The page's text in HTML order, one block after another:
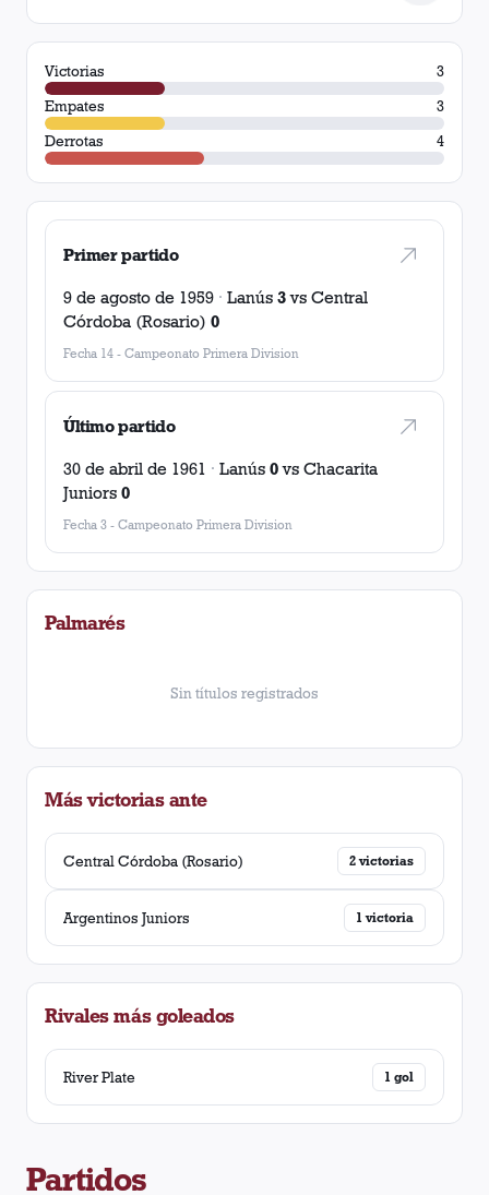
Victorias
3
Empates
3
Derrotas
4
Primer partido
9 de agosto de 1959 · Lanús 3vs Central
Córdoba (Rosario) 0
Fecha 14 - Campeonato Primera Division
Último partido
30 de abril de 1961 · Lanús 0vs Chacarita
Juniors 0
Fecha 3 - Campeonato Primera Division
Palmarés
Sin títulos registrados
Más victorias ante
Central Córdoba (Rosario) 2 victorias
Argentinos Juniors 1 victoria
Rivales más goleados
River Plate 1 gol
Partidos